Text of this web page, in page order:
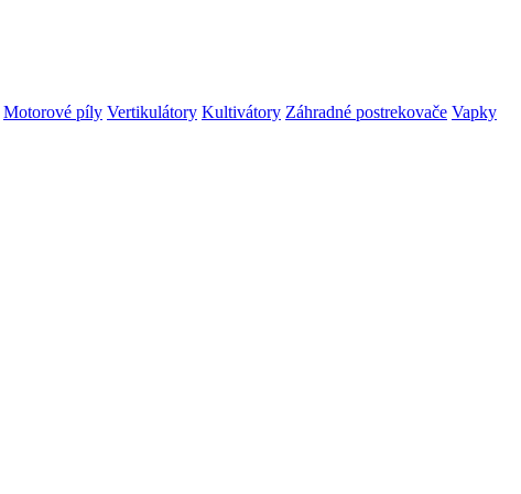
Motorové píly Vertikulátory Kultivátory Záhradné postrekovače Vapky